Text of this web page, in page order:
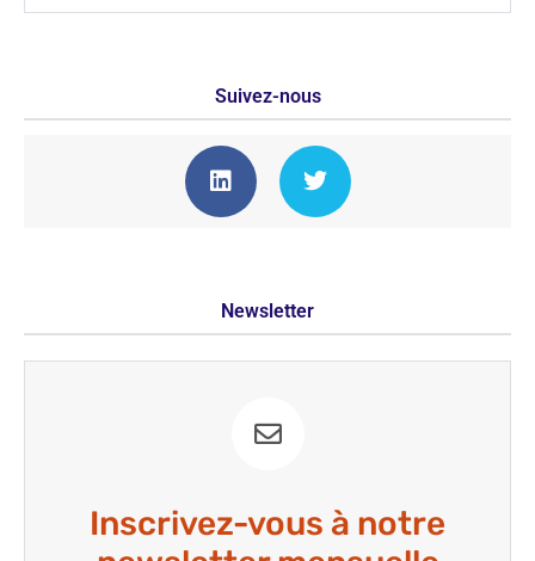
Suivez-nous
Newsletter
Inscrivez-vous à notre